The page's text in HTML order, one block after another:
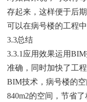
存起来，这样便于后
可以在病号楼的工程
3.3总结
3.3.1应用效果运用
准确，同时加快了工
BIM技术，病号楼的
840m2的空间，节省